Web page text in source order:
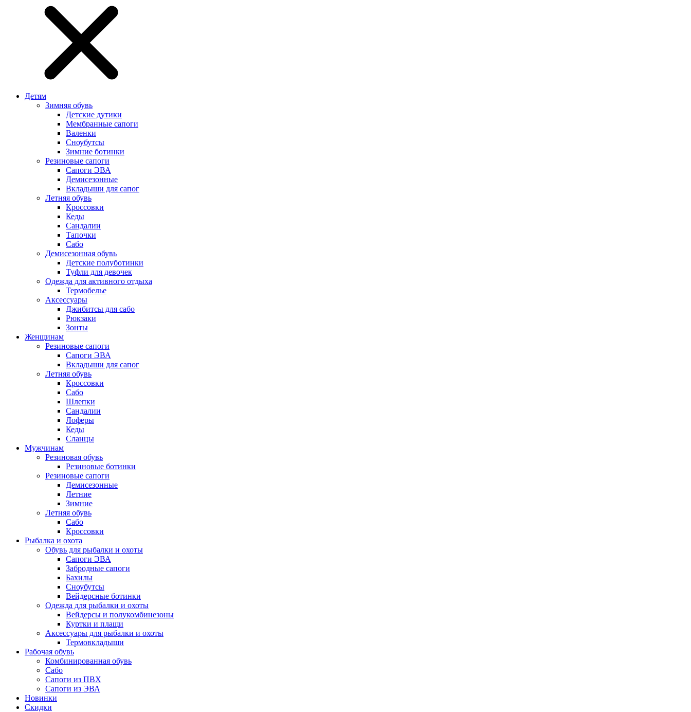
Детям
Зимняя обувь
Детские дутики
Мембранные сапоги
Валенки
Сноубутсы
Зимние ботинки
Резиновые сапоги
Сапоги ЭВА
Демисезонные
Вкладыши для сапог
Летняя обувь
Кроссовки
Кеды
Сандалии
Тапочки
Сабо
Демисезонная обувь
Детские полуботинки
Туфли для девочек
Одежда для активного отдыха
Термобелье
Аксессуары
Джибитсы для сабо
Рюкзаки
Зонты
Женщинам
Резиновые сапоги
Cапоги ЭВА
Вкладыши для сапог
Летняя обувь
Кроссовки
Сабо
Шлепки
Сандалии
Лоферы
Кеды
Сланцы
Мужчинам
Резиновая обувь
Резиновые ботинки
Резиновые сапоги
Демисезонные
Летние
Зимние
Летняя обувь
Сабо
Кроссовки
Рыбалка и охота
Обувь для рыбалки и охоты
Сапоги ЭВА
Забродные сапоги
Бахилы
Сноубутсы
Вейдерсные ботинки
Одежда для рыбалки и охоты
Вейдерсы и полукомбинезоны
Куртки и плащи
Аксессуары для рыбалки и охоты
Термовкладыши
Рабочая обувь
Комбинированная обувь
Сабо
Сапоги из ПВХ
Сапоги из ЭВА
Новинки
Скидки